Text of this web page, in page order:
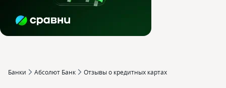
Банки Абсолют Банк Отзывы о кредитных картах